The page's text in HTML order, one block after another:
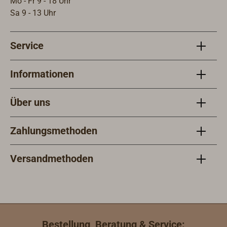
Sa 9 - 13 Uhr
Service
Informationen
Über uns
Zahlungsmethoden
Versandmethoden
Bestellung, Beratung & Service: